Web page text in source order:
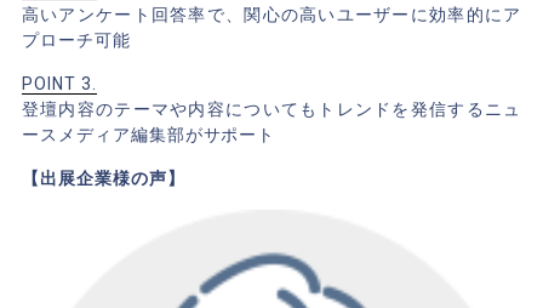
高いアンケート回答率で、関心の高いユーザーに効率的にア
プローチ可能
POINT 3.
登壇内容のテーマや内容についてもトレンドを発信するニュ
ースメディア編集部がサポート
【出展企業様の声】